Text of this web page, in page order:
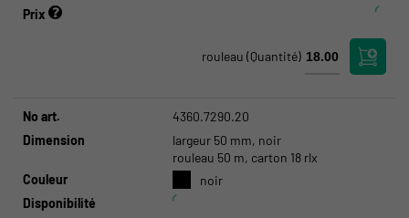
Prix
rouleau (Quantité)
No art.
4360.7290.20
Dimension
largeur 50 mm, noir
rouleau 50 m, carton 18 rlx
Couleur
noir
Disponibilité